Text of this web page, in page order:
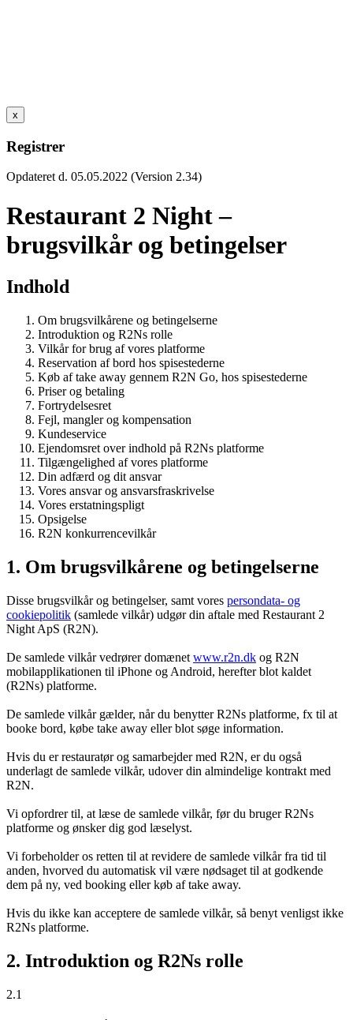
x
Registrer
Opdateret d. 05.05.2022 (Version 2.34)
Restaurant 2 Night –
brugsvilkår og betingelser
Indhold
Om brugsvilkårene og betingelserne
Introduktion og R2Ns rolle
Vilkår for brug af vores platforme
Reservation af bord hos spisestederne
Køb af take away gennem R2N Go, hos spisestederne
Priser og betaling
Fortrydelsesret
Fejl, mangler og kompensation
Kundeservice
Ejendomsret over indhold på R2Ns platforme
Tilgængelighed af vores platforme
Din adfærd og dit ansvar
Vores ansvar og ansvarsfraskrivelse
Vores erstatningspligt
Opsigelse
R2N konkurrencevilkår
1. Om brugsvilkårene og betingelserne
Disse brugsvilkår og betingelser, samt vores persondata- og
cookiepolitik (samlede vilkår) udgør din aftale med Restaurant 2
Night ApS (R2N).
De samlede vilkår vedrører domænet www.r2n.dk og R2N
mobilapplikationen til iPhone og Android, herefter blot kaldet
(R2Ns) platforme.
De samlede vilkår gælder, når du benytter R2Ns platforme, fx til at
booke bord, købe take away eller blot søge information.
Hvis du er restauratør og samarbejder med R2N, er du også
underlagt de samlede vilkår, udover din almindelige kontrakt med
R2N.
Vi opfordrer til, at læse de samlede vilkår, før du bruger R2Ns
platforme og ønsker dig god læselyst.
Vi forbeholder os retten til at revidere de samlede vilkår fra tid til
anden, hvorved du automatisk vil være nødsaget til at godkende
dem på ny, ved booking eller køb af take away.
Hvis du ikke kan acceptere de samlede vilkår, så benyt venligst ikke
R2Ns platforme.
2. Introduktion og R2Ns rolle
2.1